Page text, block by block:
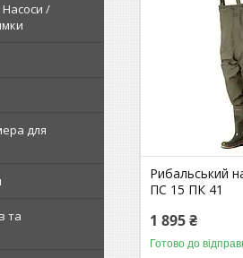
/
для
та
Рибальський
ПС 15 ПК 41
1 895 ₴
Готово до